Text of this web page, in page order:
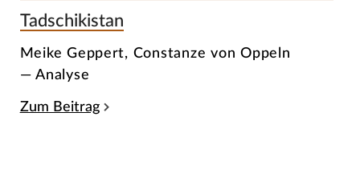
Tadschikistan
Meike Geppert, Constanze von Oppeln
— Analyse
Zum Beitrag